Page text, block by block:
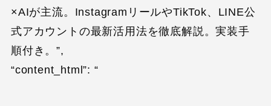
×AIが主流。InstagramリールやTikTok、LINE公
式アカウントの最新活用法を徹底解説。実装手
順付き。”,
“content_html”: “